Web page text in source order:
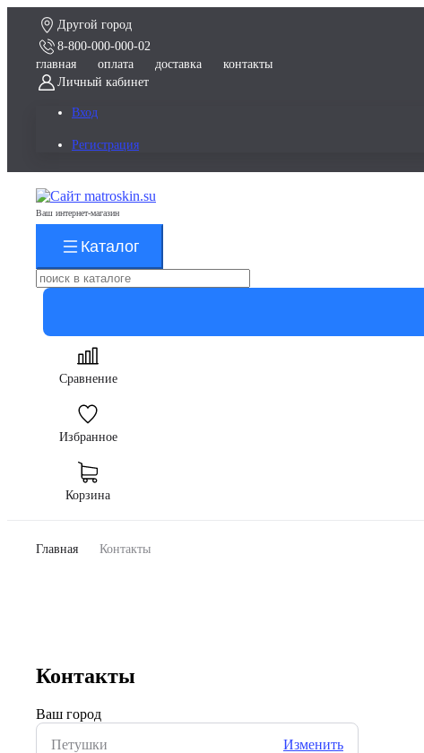
Другой город
8-800-000-000-02
главная
оплата доставка
контакты
Личный кабинет
Вход
Регистрация
Ваш интернет-магазин
Каталог
Сравнение
Избранное
Корзина
Главная Контакты
Контакты
Ваш город
Петушки
Изменить